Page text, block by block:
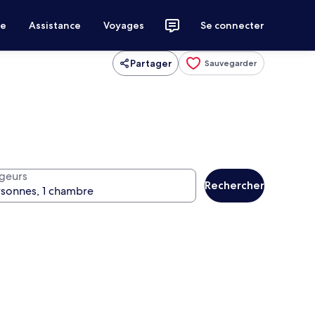
Assistance Voyages Se connecter
Partager Sauvegarder
Rechercher